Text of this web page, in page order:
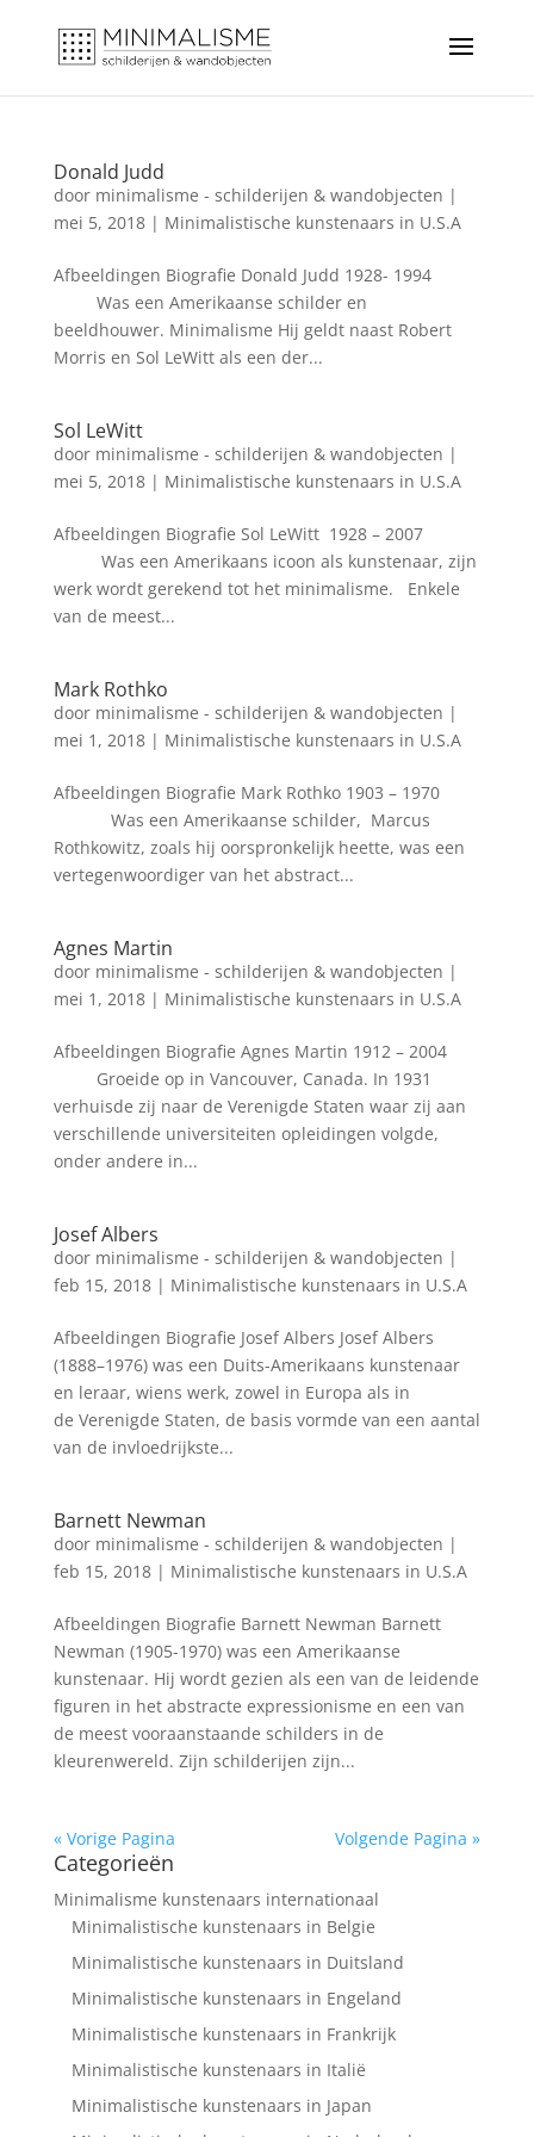
Donald Judd
door minimalisme - schilderijen & wandobjecten |
mei 5, 2018| Minimalistische kunstenaars in U.S.A
Afbeeldingen Biografie Donald Judd 1928- 1994
Was een Amerikaanse schilder en
beeldhouwer. Minimalisme Hij geldt naast Robert
Morris en Sol LeWitt als een der...
Sol LeWitt
door minimalisme - schilderijen & wandobjecten |
mei 5, 2018| Minimalistische kunstenaars in U.S.A
Afbeeldingen Biografie Sol LeWitt 1928 – 2007
Was een Amerikaans icoon als kunstenaar, zijn
werk wordt gerekend tot het minimalisme. Enkele
van de meest...
Mark Rothko
door minimalisme - schilderijen & wandobjecten |
mei 1, 2018| Minimalistische kunstenaars in U.S.A
Afbeeldingen Biografie Mark Rothko 1903 – 1970
Was een Amerikaanse schilder, Marcus
Rothkowitz, zoals hij oorspronkelijk heette, was een
vertegenwoordiger van het abstract...
Agnes Martin
door minimalisme - schilderijen & wandobjecten |
mei 1, 2018| Minimalistische kunstenaars in U.S.A
Afbeeldingen Biografie Agnes Martin 1912 – 2004
Groeide op in Vancouver, Canada. In 1931
verhuisde zij naar de Verenigde Staten waar zij aan
verschillende universiteiten opleidingen volgde,
onder andere in...
Josef Albers
door minimalisme - schilderijen & wandobjecten |
feb 15, 2018| Minimalistische kunstenaars in U.S.A
Afbeeldingen Biografie Josef Albers Josef Albers
(1888–1976) was een Duits-Amerikaans kunstenaar
en leraar, wiens werk, zowel in Europa als in
de Verenigde Staten, de basis vormde van een aantal
van de invloedrijkste...
Barnett Newman
door minimalisme - schilderijen & wandobjecten |
feb 15, 2018| Minimalistische kunstenaars in U.S.A
Afbeeldingen Biografie Barnett Newman Barnett
Newman (1905-1970) was een Amerikaanse
kunstenaar. Hij wordt gezien als een van de leidende
figuren in het abstracte expressionisme en een van
de meest vooraanstaande schilders in de
kleurenwereld. Zijn schilderijen zijn...
« Vorige Pagina Volgende Pagina »
Categorieën
Minimalisme kunstenaars internationaal
Minimalistische kunstenaars in Belgie
Minimalistische kunstenaars in Duitsland
Minimalistische kunstenaars in Engeland
Minimalistische kunstenaars in Frankrijk
Minimalistische kunstenaars in Italië
Minimalistische kunstenaars in Japan